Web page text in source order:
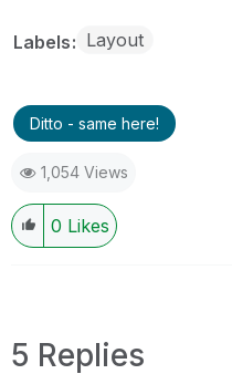
Labels Layout
Ditto - same here!
1,054 Views
0 Likes
5 Replies